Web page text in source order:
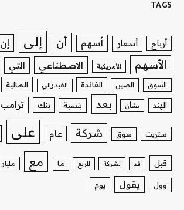
TAGS
أرباح أسعار أسهم أن إلى إن
الأسهم الأمريكية الاصطناعي التي
السوق الصين الفائدة الفيدرالي المالية
الهند بشأن بعد بنسبة بنك ترامب
ستريت سوق شركة عام على
قبل قد لشركة للربع ما مع مليار
وول يقول يوم